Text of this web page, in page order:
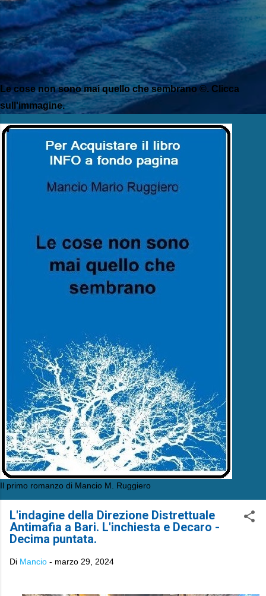
Le cose non sono mai quello che sembrano ©. Clicca
sull'immagine.
Il primo romanzo di Mancio M. Ruggiero
L'indagine della Direzione Distrettuale
Antimafia a Bari. L'inchiesta e Decaro -
Decima puntata.
Di Mancio - marzo 29, 2024